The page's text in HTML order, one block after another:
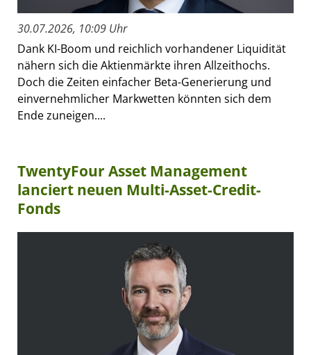
30.07.2026, 10:09 Uhr
Dank KI-Boom und reichlich vorhandener Liquidität
nähern sich die Aktienmärkte ihren Allzeithochs.
Doch die Zeiten einfacher Beta-Generierung und
einvernehmlicher Markwetten könnten sich dem
Ende zuneigen....
TwentyFour Asset Management
lanciert neuen Multi-Asset-Credit-
Fonds